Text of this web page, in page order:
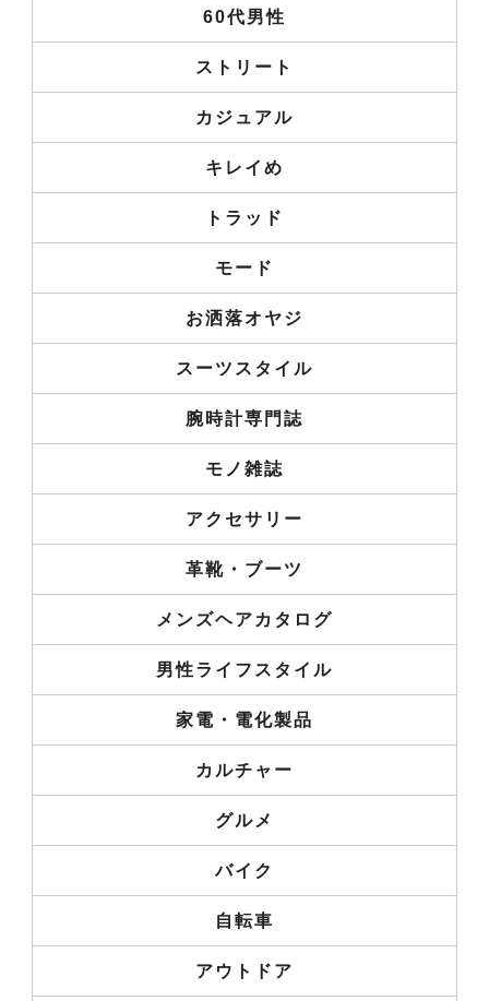
60代男性
ストリート
カジュアル
キレイめ
トラッド
モード
お洒落オヤジ
スーツスタイル
腕時計専門誌
モノ雑誌
アクセサリー
革靴・ブーツ
メンズヘアカタログ
男性ライフスタイル
家電・電化製品
カルチャー
グルメ
バイク
自転車
アウトドア